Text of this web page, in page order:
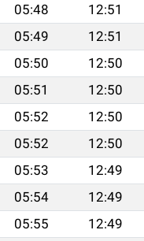
05:48 12:51
05:49 12:51
05:50 12:50
05:51 12:50
05:52 12:50
05:52 12:50
05:53 12:49
05:54 12:49
05:55 12:49